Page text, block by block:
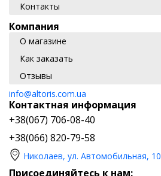
Контакты
Компания
О магазине
Как заказать
Отзывы
info@altoris.com.ua
Контактная информация
+38(067) 706-08-40
+38(066) 820-79-58
Николаев, ул. Автомобильная, 10
Присоединяйтесь к нам: